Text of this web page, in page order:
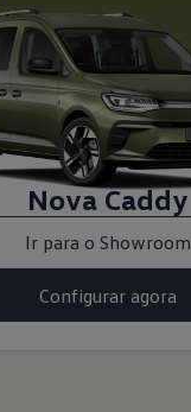
Nova Caddy
Ir para o Showroom
Configurar agora